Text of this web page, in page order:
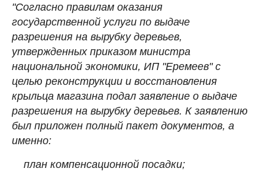
"Согласно правилам оказания
государственной услуги по выдаче
разрешения на вырубку деревьев,
утвержденных приказом министра
национальной экономики, ИП "Еремеев" с
целью реконструкции и восстановления
крыльца магазина подал заявление о выдаче
разрешения на вырубку деревьев. К заявлению
был приложен полный пакет документов, а
именно:
план компенсационной посадки;